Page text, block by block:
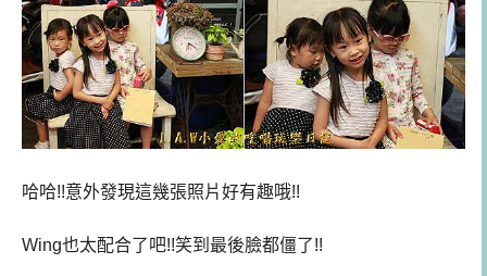
哈哈!!意外發現這幾張照片好有趣哦!!
Wing也太配合了吧!!笑到最後臉都僵了!!